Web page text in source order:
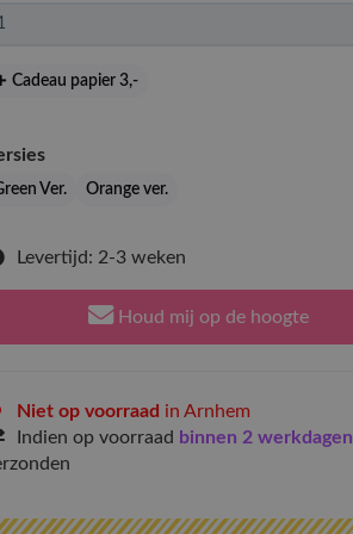
Cadeau papier 3,-
Ver. Orange ver.
Levertijd: 2-3 weken
Houd mij op de hoogte
Niet op voorraad in Arnhem
Indien op voorraad binnen 2 werkdagen